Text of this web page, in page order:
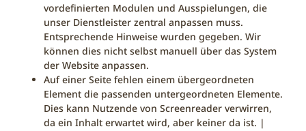
vordefinierten Modulen und Ausspielungen, die
unser Dienstleister zentral anpassen muss.
Entsprechende Hinweise wurden gegeben. Wir
können dies nicht selbst manuell über das System
der Website anpassen.
Auf einer Seite fehlen einem übergeordneten
Element die passenden untergeordneten Elemente.
Dies kann Nutzende von Screenreader verwirren,
da ein Inhalt erwartet wird, aber keiner da ist. |